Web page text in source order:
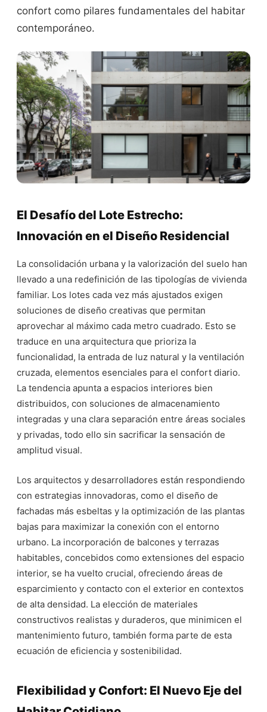
confort como pilares fundamentales del habitar
contemporáneo.
El Desafío del Lote Estrecho:
Innovación en el Diseño Residencial
La consolidación urbana y la valorización del suelo han
llevado a una redefinición de las tipologías de vivienda
familiar. Los lotes cada vez más ajustados exigen
soluciones de diseño creativas que permitan
aprovechar al máximo cada metro cuadrado. Esto se
traduce en una arquitectura que prioriza la
funcionalidad, la entrada de luz natural y la ventilación
cruzada, elementos esenciales para el confort diario.
La tendencia apunta a espacios interiores bien
distribuidos, con soluciones de almacenamiento
integradas y una clara separación entre áreas sociales
y privadas, todo ello sin sacrificar la sensación de
amplitud visual.
Los arquitectos y desarrolladores están respondiendo
con estrategias innovadoras, como el diseño de
fachadas más esbeltas y la optimización de las plantas
bajas para maximizar la conexión con el entorno
urbano. La incorporación de balcones y terrazas
habitables, concebidos como extensiones del espacio
interior, se ha vuelto crucial, ofreciendo áreas de
esparcimiento y contacto con el exterior en contextos
de alta densidad. La elección de materiales
constructivos realistas y duraderos, que minimicen el
mantenimiento futuro, también forma parte de esta
ecuación de eficiencia y sostenibilidad.
Flexibilidad y Confort: El Nuevo Eje del